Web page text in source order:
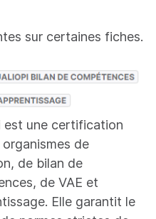
sur certaines fiches.
est une certification
organismes de
de bilan de
de VAE et
Elle garantit le